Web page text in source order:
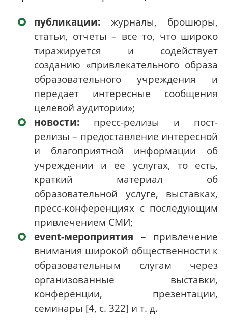
публикации: журналы, брошюры,
статьи, отчеты – все то, что широко
тиражируется и содействует
созданию «привлекательного образа
образовательного учреждения и
передает интересные сообщения
целевой аудитории»;
новости: пресс-релизы и пост-
релизы – предоставление интересной
и благоприятной информации об
учреждении и ее услугах, то есть,
краткий материал об
образовательной услуге, выставках,
пресс-конференциях с последующим
привлечением СМИ;
event-мероприятия – привлечение
внимания широкой общественности к
образовательным слугам через
организованные выставки,
конференции, презентации,
семинары [4, с. 322] и т. д.